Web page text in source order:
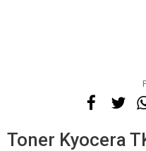
Toner Kyocera